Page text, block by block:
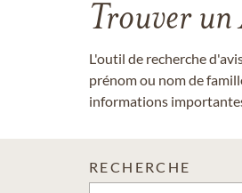
Trouver un
L'outil de recherche
prénom ou nom de
informations
RECHERCHE